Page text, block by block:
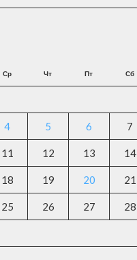
Ср Чт Пт Сб
4 5 6 7
11 12 13 14
18 19 20 21
25 26 27 28